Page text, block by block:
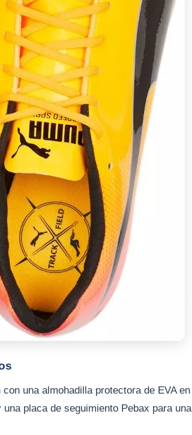
una almohadilla protectora de EVA en
placa de seguimiento Pebax para una